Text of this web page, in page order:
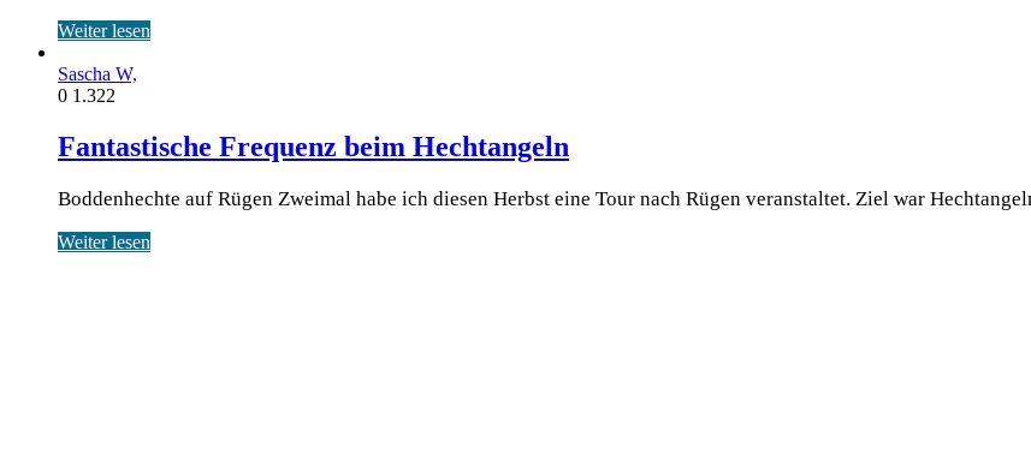
Weiter lesen
Sascha W,
0 1.322
Fantastische Frequenz beim Hechtangeln
Boddenhechte auf Rügen Zwei­mal habe ich die­sen Herbst eine Tour nach Rügen ver­an­stal­tet. Ziel war
Weiter lesen